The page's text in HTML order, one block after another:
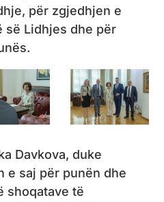
për zgjedhjen e
së Lidhjes dhe për
Davkova, duke
e saj për punën dhe
shoqatave të